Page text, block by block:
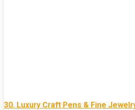
30. Luxury Craft Pens & Fine